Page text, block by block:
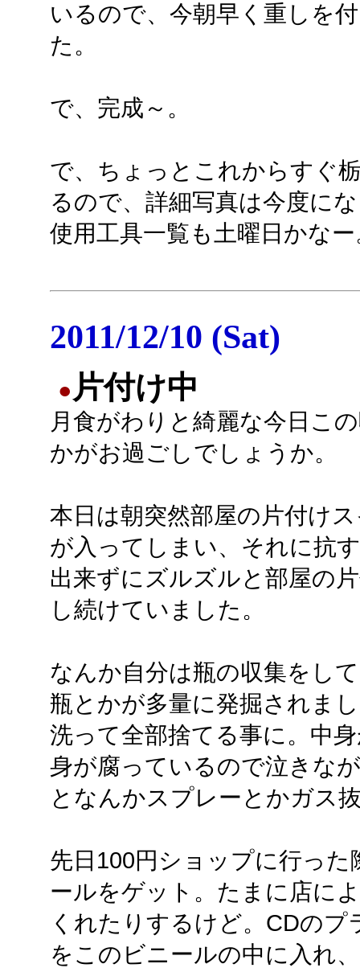
いるので、今朝早く重しを
た。
で、完成～。
で、ちょっとこれからすぐ
るので、詳細写真は今度に
使用工具一覧も土曜日かなー
2011/12/10 (Sat)
● 片付け中
月食がわりと綺麗な今日こ
かがお過ごしでしょうか。
本日は朝突然部屋の片付け
が入ってしまい、それに抗
出来ずにズルズルと部屋の
し続けていました。
なんか自分は瓶の収集をし
瓶とかが多量に発掘されま
洗って全部捨てる事に。中
身が腐っているので泣きな
となんかスプレーとかガス
先日100円ショップに行っ
ールをゲット。たまに店に
くれたりするけど。CDの
をこのビニールの中に入れ